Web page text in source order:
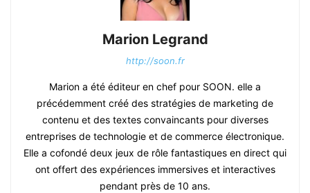
Marion Legrand
http://soon.fr
Marion a été éditeur en chef pour SOON. elle a
précédemment créé des stratégies de marketing de
contenu et des textes convaincants pour diverses
entreprises de technologie et de commerce électronique.
Elle a cofondé deux jeux de rôle fantastiques en direct qui
ont offert des expériences immersives et interactives
pendant près de 10 ans.